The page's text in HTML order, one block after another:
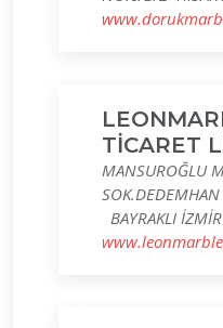
TİCARET
MANSUROĞLU
BAYRAKLI İZMİR